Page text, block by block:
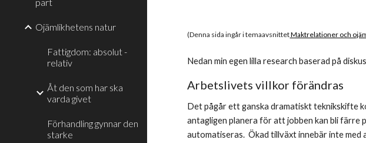
Ojämlikhetens natur
Fattigdom: absolut -
relativ
Åt den som har ska
varda givet
Förhandling gynnar den
starke
(Denna sida ingår i temaavsnittet Maktrelationer och
Nedan min egen lilla research baserad på
Arbetslivets villkor förändras
Det pågår ett ganska dramatiskt teknikskifte
antagligen planera för att jobben kan bli färre
automatiseras.  Ökad tillväxt innebär inte